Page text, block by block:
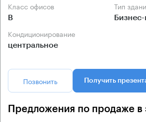
Класс офисов
B
Тип
Кондиционирование
центральное
Позвонить Получить
Предложения по продаже в